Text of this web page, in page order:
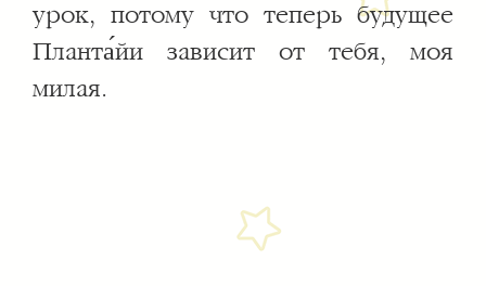
урок, потому что теперь будущее
Планта́йи зависит от тебя, моя
милая.